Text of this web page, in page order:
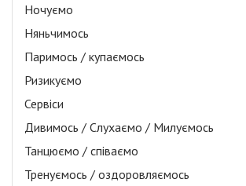
Ночуємо
Няньчимось
Паримось / купаємось
Ризикуємо
Сервіси
Дивимось / Слухаємо / Милуємось
Танцюємо / співаємо
Тренуємось / оздоровляємось